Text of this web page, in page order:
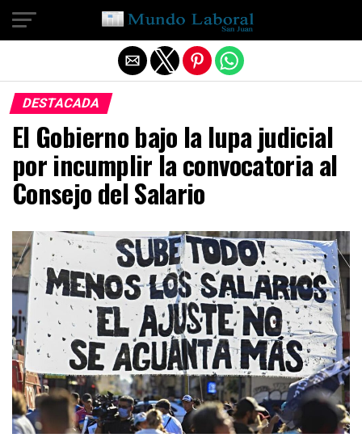
DESTACADA
El Gobierno bajo la lupa judicial
por incumplir la convocatoria al
Consejo del Salario
Salir de la versión móvil